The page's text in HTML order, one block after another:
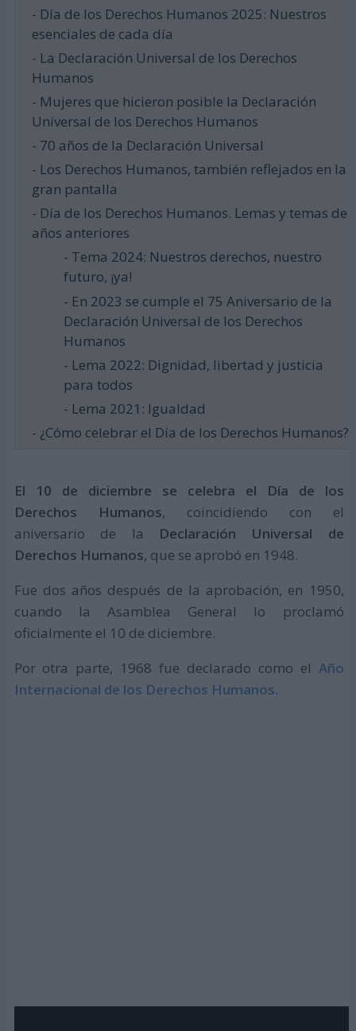
- Día de los Derechos Humanos 2025: Nuestros
esenciales de cada día
- La Declaración Universal de los Derechos
Humanos
- Mujeres que hicieron posible la Declaración
Universal de los Derechos Humanos
- 70 años de la Declaración Universal
- Los Derechos Humanos, también reflejados en la
gran pantalla
- Día de los Derechos Humanos. Lemas y temas de
años anteriores
- Tema 2024: Nuestros derechos, nuestro
futuro, ¡ya!
- En 2023 se cumple el 75 Aniversario de la
Declaración Universal de los Derechos
Humanos
- Lema 2022: Dignidad, libertad y justicia
para todos
- Lema 2021: Igualdad
- ¿Cómo celebrar el Día de los Derechos Humanos?
El 10 de diciembre se celebra el Día de los
Derechos Humanos, coincidiendo con el
aniversario de la Declaración Universal de
Derechos Humanos, que se aprobó en 1948.
Fue dos años después de la aprobación, en 1950,
cuando la Asamblea General lo proclamó
oficialmente el 10 de diciembre.
Por otra parte, 1968 fue declarado como el Año
Internacional de los Derechos Humanos.